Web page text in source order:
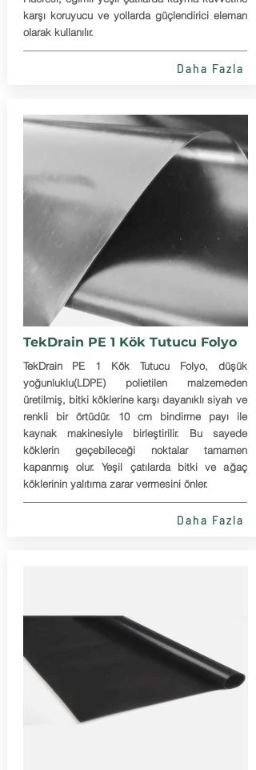
karşı koruyucu ve yollarda güçlendirici eleman
olarak kullanılır.
Daha Fazla
TekDrain PE 1 Kök Tutucu Folyo
TekDrain PE 1 Kök Tutucu Folyo, düşük
yoğunluklu(LDPE) polietilen malzemeden
üretilmiş, bitki köklerine karşı dayanıklı siyah ve
renkli bir örtüdür. 10 cm bindirme payı ile
kaynak makinesiyle birleştirilir. Bu sayede
köklerin geçebileceği noktalar tamamen
kapanmış olur. Yeşil çatılarda bitki ve ağaç
köklerinin yalıtıma zarar vermesini önler.
Daha Fazla